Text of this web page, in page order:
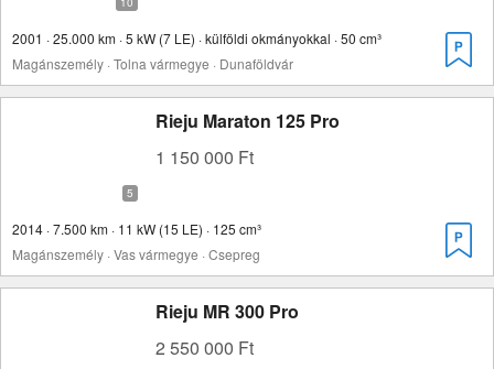
2001 · 25.000 km · 5 kW (7 LE) · külföldi okmányokkal · 50 cm³
Magánszemély · Tolna vármegye · Dunaföldvár
Rieju Maraton 125 Pro
1 150 000 Ft
2014 · 7.500 km · 11 kW (15 LE) · 125 cm³
Magánszemély · Vas vármegye · Csepreg
Rieju MR 300 Pro
2 550 000 Ft